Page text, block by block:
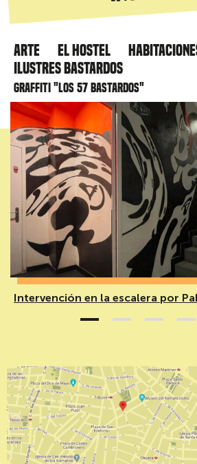
Arte El hostel
Ilustres Bastardos
Graffiti "Los 57 bastardos"
Intervención en la escalera por
1 2 3 4